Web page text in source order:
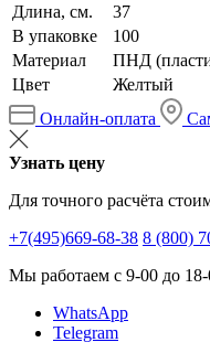
Длина, см.
37
В упаковке
100
Материал
ПНД
Цвет
Желтый
Онлайн-оплата
Узнать цену
Для точного расчёта
+7(495)669-68-38 8 (800)
Мы работаем с 9-00 до
WhatsApp
Telegram